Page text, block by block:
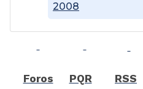
2008
Foros PQR RSS